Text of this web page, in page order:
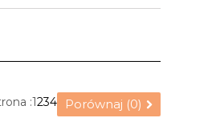
Porównaj (0)
:1234